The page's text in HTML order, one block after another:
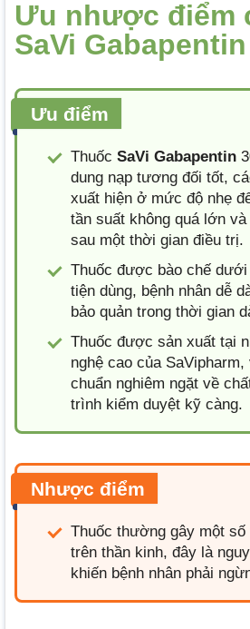
Ưu nhược điểm
SaVi
Ưu điểm
Thuốc SaVi Gabapentin
dung nạp tương đối tốt,
xuất hiện ở mức độ nhẹ
tần suất không quá lớn
sau một thời gian điều trị.
Thuốc được bào chế dưới
tiện dùng, bệnh nhân dễ
bảo quản trong thời gian
Thuốc được sản xuất tại
nghệ cao của
chuẩn nghiêm ngặt về
trình kiểm duyệt kỹ càng.
Nhược điểm
Thuốc thường gây một số
trên thần kinh, đây là
khiến bệnh nhân phải